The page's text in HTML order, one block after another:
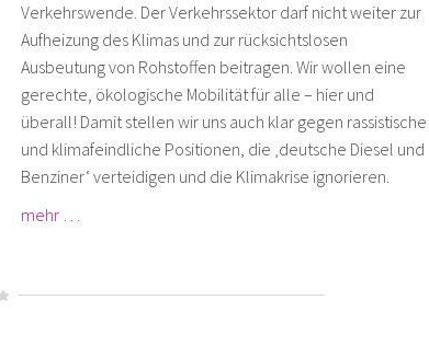
Verkehrswende. Der Verkehrssektor darf nicht weiter zur
Aufheizung des Klimas und zur rücksichtslosen
Ausbeutung von Rohstoffen beitragen. Wir wollen eine
gerechte, ökologische Mobilität für alle – hier und
überall! Damit stellen wir uns auch klar gegen rassistische
und klimafeindliche Positionen, die ‚deutsche Diesel und
Benziner‘ verteidigen und die Klimakrise ignorieren.
mehr …